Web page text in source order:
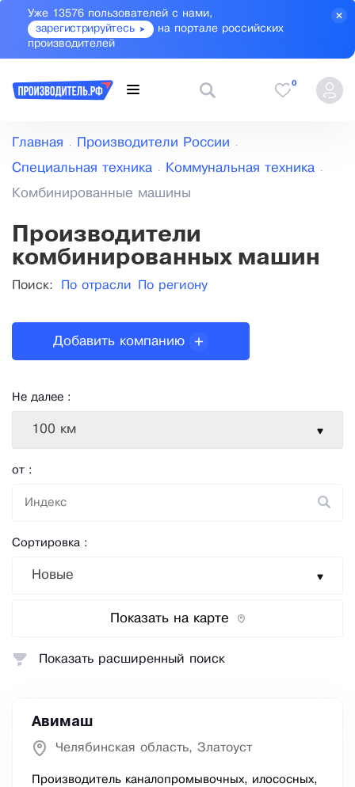
Уже 13576 пользователей с нами,
зарегистрируйтесь
на портале российских
производителей
0
Главная Производители России
Специальная техника Коммунальная техника
Комбинированные машины
Производители
комбинированных машин
Поиск: По отрасли По региону
Не далее :
100 км
от :
Сортировка :
Новые
Показать на карте
Добавить компанию
Авимаш
Челябинская область, Златоуст
Производитель каналопромывочных, илососных,
Показать расширенный поиск